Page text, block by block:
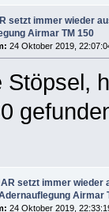
setzt immer wieder
Airmar TM 150
24 Oktober 2019,
Stöpsel,
setzt immer wieder
Airmar
24 Oktober 2019,